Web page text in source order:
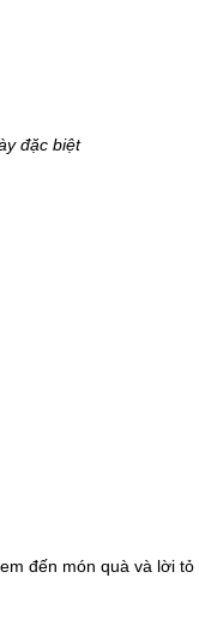
đặc biệt
đến món quà và lời